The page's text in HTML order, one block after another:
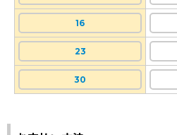
16
23
30